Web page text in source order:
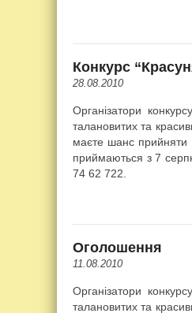
Конкурс
28.08.2010
Організатори
талановитих та
маєте шанс прийняти
приймаються з 7
74 62 722.
Оголошення
11.08.2010
Організатори
талановитих та